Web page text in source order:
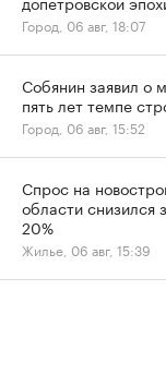
Город, 06 авг, 18:07
Собянин заявил о
пять лет темпе
Город, 06 авг, 15:52
Спрос на
области снизился
20%
Жилье, 06 авг, 15:39